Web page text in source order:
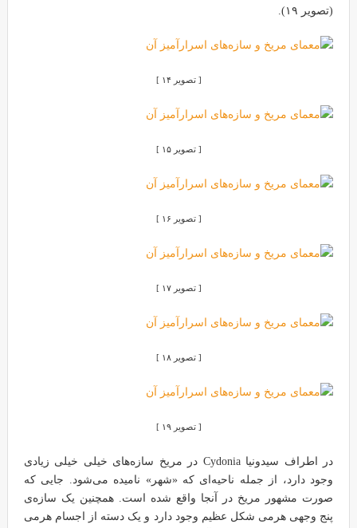
(تصویر ۱۹).
[ تصویر ۱۴ ]
[ تصویر ۱۵ ]
[ تصویر ۱۶ ]
[ تصویر ۱۷ ]
[ تصویر ۱۸ ]
[ تصویر ۱۹ ]
در اطراف سیدونیا Cydonia در مریخ سازه‌های خیلی خیلی زیادی
وجود دارد، از جمله ناحیه‌ای که «شهر» نامیده می‌شود. جایی که
صورت مشهور مریخ در آنجا واقع شده است. همچنین یک سازه‌ی
پنج وجهی هرمی شکل عظیم وجود دارد و یک دسته از اجسام هرمی